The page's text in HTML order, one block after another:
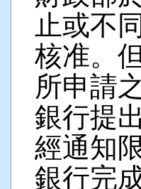
止或不
核准。
所申請
銀行提
經通知
銀行完